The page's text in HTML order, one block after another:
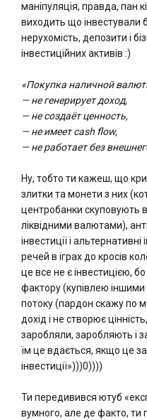
маніпуляція, правда, пан
виходить що інвестували б
нерухомість, депозити і
інвестиційних активів :)
«Покупка наличной
— не генерирует доход,
— не создаёт ценность,
— не имеет cash flow,
— не работает без
Ну, тобто ти кажеш, що
злитки та монети з них
центробанки скуповують в
ліквідними валютами),
інвестиції і
речей в іграх до кросів
це все не є інвестицією,
фактору (купівлею
потоку (пардон скажу по
дохід і не створює
заробляли, заробляють і
їм це вдається, якщо це
інвестиції»)))0))))
Ти передивився ютуб
вумного, але де факто, ти